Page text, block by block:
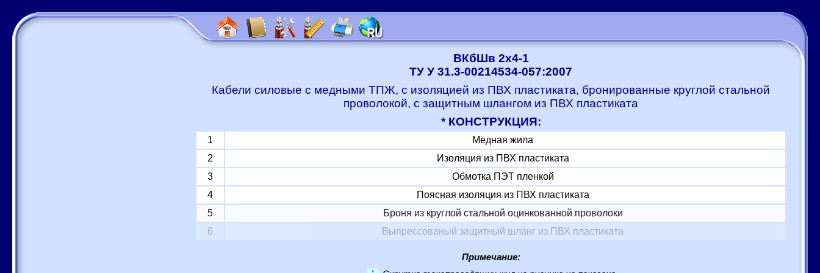
ВКбШв 2x4-1
ТУ У 31.3-00214534-057:2007
Кабели силовые с медными ТПЖ, с изоляцией из ПВХ пластиката, бронированные круглой стальной
проволокой, с защитным шлангом из ПВХ пластиката
* КОНСТРУКЦИЯ:
1
Медная жила
2
Изоляция из ПВХ пластиката
3
Обмотка ПЭТ пленкой
4
Поясная изоляция из ПВХ пластиката
5
Броня из круглой стальной оцинкованной проволоки
6
Выпрессованый защитный шланг из ПВХ пластиката
Примечание: